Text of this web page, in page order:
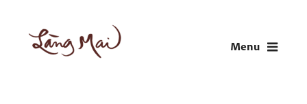
content
Menu